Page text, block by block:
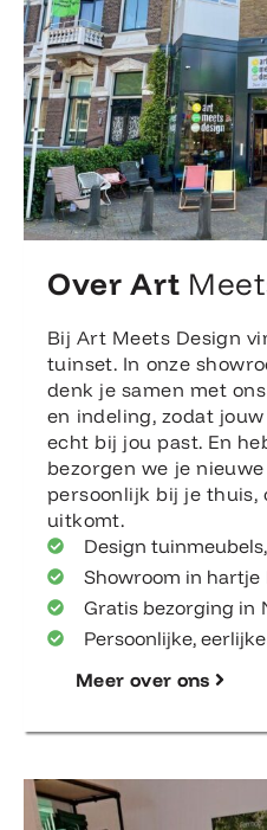
Over Art
Bij Art Meets Design
tuinset. In onze
denk je samen met
en indeling, zodat
echt bij jou past. En
bezorgen we je
persoonlijk bij je thuis,
uitkomt.
Design
Showroom in hartje
Gratis bezorging in
Persoonlijke,
Meer over ons